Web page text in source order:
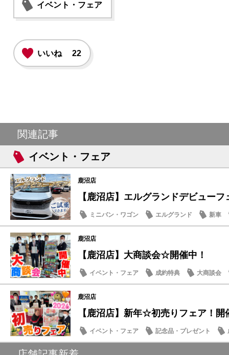
イベント・フェア
いいね 22
関連記事
イベント・フェア
鹿沼店
【鹿沼店】エルグランドデビュー
ミニバン・ワゴン エルグランド
新車
試乗車・展示車
鹿沼店
【鹿沼店】大商談会☆開催中！
イベント・フェア 成約特典 大商談会
鹿沼店
【鹿沼店】新年☆初売りフェア！開
イベント・フェア 記念品・プレゼント
お買得車情報